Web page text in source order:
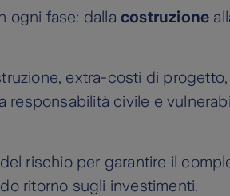
ogni fase: dalla costruzione
extra-costi di
civile e
rischio per garantire il
ritorno sugli investimenti.